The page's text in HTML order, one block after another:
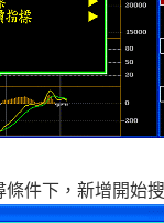
件下，新增開始